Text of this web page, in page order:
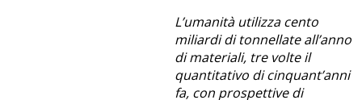
L’umanità utilizza cento
miliardi di tonnellate all’anno
di materiali, tre volte il
quantitativo di cinquant’anni
fa, con prospettive di